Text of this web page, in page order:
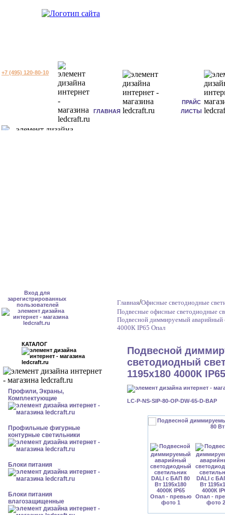
+7 (495) 120-80-10
ГЛАВНАЯ
ПРАЙС
ЛИСТЫ
Вход для
зарегистрированных
пользователей
КАТАЛОГ
Профили, Экраны,
Комплектующие
Профильные фигурные
контурные светильники
Блоки питания
Блоки питания
влагозащищенные
Главная/Офисные светодиодные
Подвесные офисные светодиодные
Подвесной диммируемый
4000К IP65 Опал
Подвесной
светодиодный
1195x180 4000К
LC-P-NS-SIP-80-OP-DW-65-D-BAP